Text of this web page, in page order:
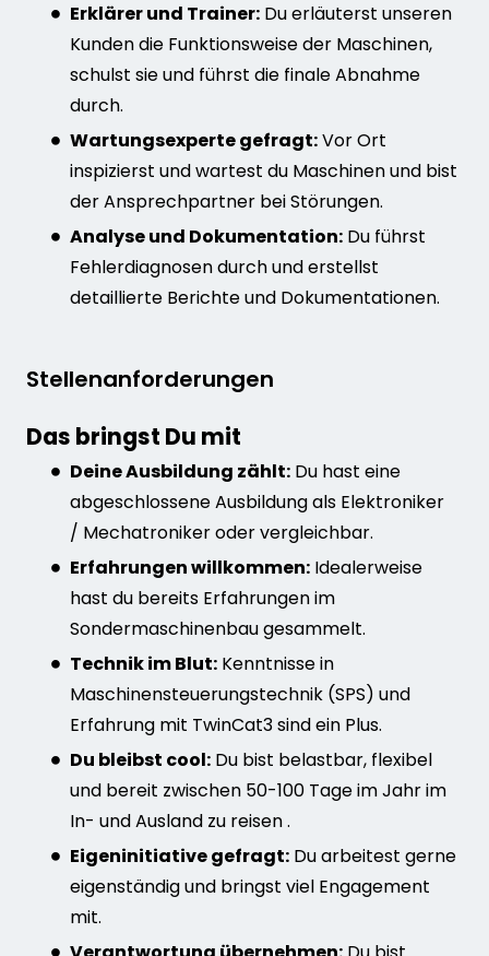
Erklärer und Trainer: Du erläuterst unseren
Kunden die Funktionsweise der Maschinen,
schulst sie und führst die finale Abnahme
durch.
Wartungsexperte gefragt:Vor Ort
inspizierst und wartest du Maschinen und bist
der Ansprechpartner bei Störungen.
Analyse und Dokumentation: Du führst
Fehlerdiagnosen durch und erstellst
detaillierte Berichte und Dokumentationen.
Stellenanforderungen
Das bringst Du mit
Deine Ausbildung zählt: Du hast eine
abgeschlossene Ausbildung als Elektroniker
/ Mechatroniker oder vergleichbar.
Erfahrungen willkommen: Idealerweise
hast du bereits Erfahrungen im
Sondermaschinenbau gesammelt.
Technik im Blut: Kenntnisse in
Maschinensteuerungstechnik (SPS) und
Erfahrung mit TwinCat3 sind ein Plus.
Du bleibst cool: Du bist belastbar, flexibel
und bereit zwischen 50-100 Tage im Jahr im
In- und Ausland zu reisen .
Eigeninitiative gefragt: Du arbeitest gerne
eigenständig und bringst viel Engagement
mit.